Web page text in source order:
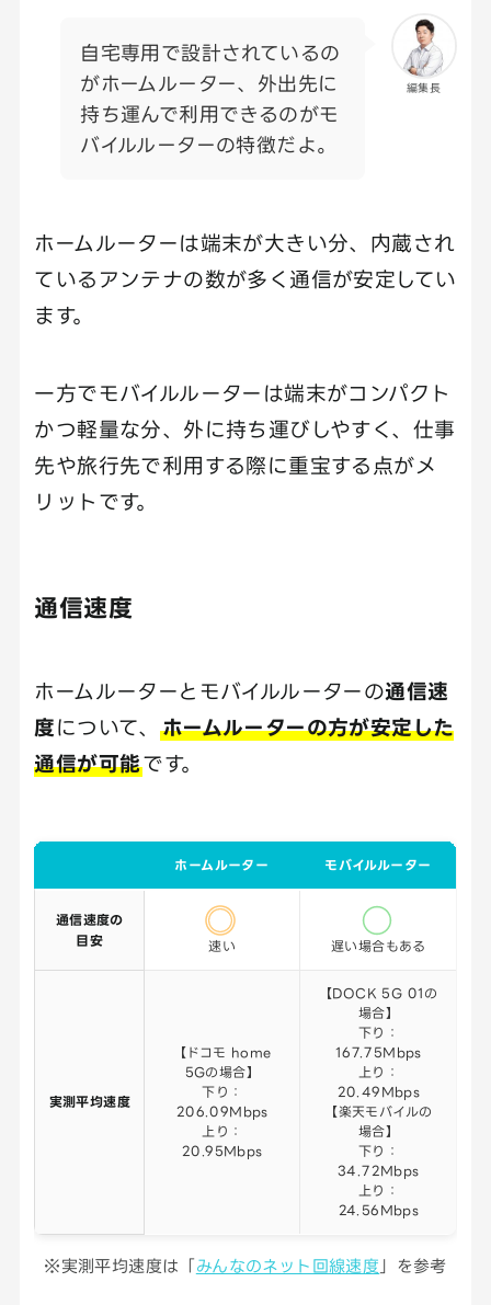
編集長
自宅専用で設計されているの
がホームルーター、外出先に
持ち運んで利用できるのがモ
バイルルーターの特徴だよ。
ホームルーターは端末が大きい分、内蔵され
ているアンテナの数が多く通信が安定してい
ます。
一方でモバイルルーターは端末がコンパクト
かつ軽量な分、外に持ち運びしやすく、仕事
先や旅行先で利用する際に重宝する点がメ
リットです。
通信速度
ホームルーターとモバイルルーターの通信速
度について、 ホームルーターの方が安定した
通信が可能です。
ホームルーター モバイルルーター
通信速度の
目安
速い 遅い場合もある
実測平均速度
【ドコモ home
5Gの場合】
下り：
206.09Mbps
上り：
20.95Mbps
【DOCK 5G 01の
場合】
下り：
167.75Mbps
上り：
20.49Mbps
【楽天モバイルの
場合】
下り：
34.72Mbps
上り：
24.56Mbps
※実測平均速度は「みんなのネット回線速度 」を参考